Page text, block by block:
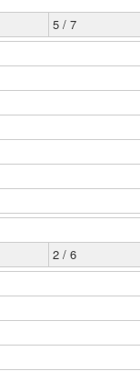
5 / 7
2 / 6